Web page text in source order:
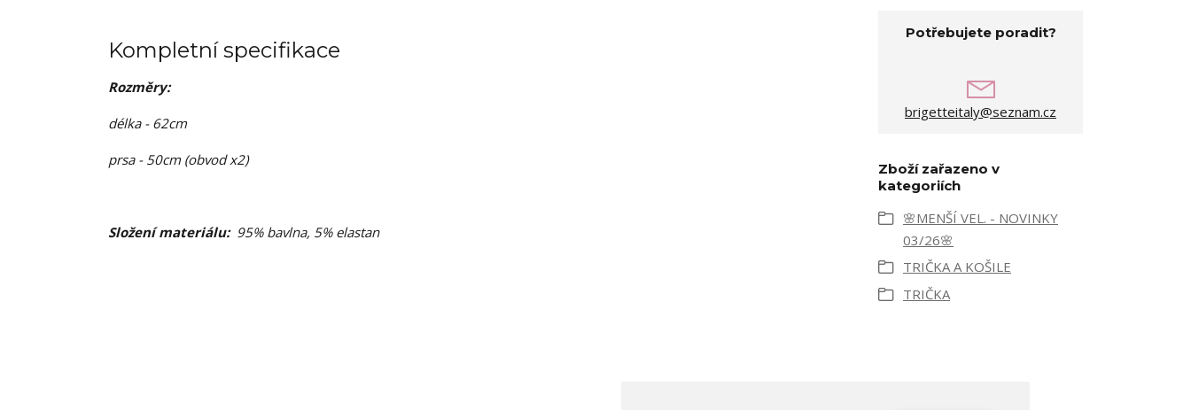
Kompletní specifikace
Rozměry:
délka - 62cm
prsa - 50cm (obvod x2)
Složení materiálu: 95% bavlna, 5% elastan
Potřebujete poradit?
brigetteitaly@seznam.cz
Zboží zařazeno v
kategoriích
🌸MENŠÍ VEL. - NOVINKY
03/26🌸
TRIČKA A KOŠILE
TRIČKA